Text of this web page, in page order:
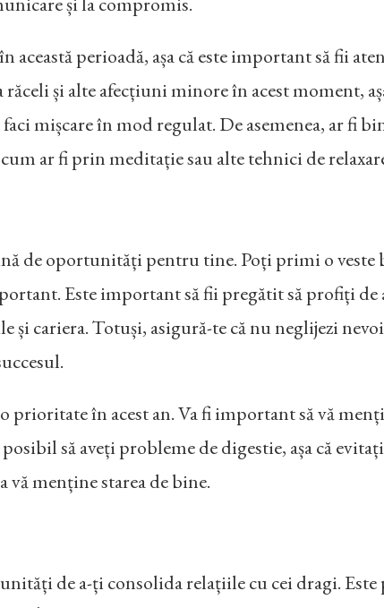
această perioadă, așa că este important să fii
și alte afecțiuni minore în acest moment,
mișcare în mod regulat. De asemenea, ar fi
ar fi prin meditație sau alte tehnici de
de oportunități pentru tine. Poți primi o veste
Este important să fii pregătit să profiți
cariera. Totuși, asigură-te că nu neglijezi
prioritate în acest an. Va fi important să vă
să aveți probleme de digestie, așa că
vă menține starea de bine.
de a-ți consolida relațiile cu cei dragi.